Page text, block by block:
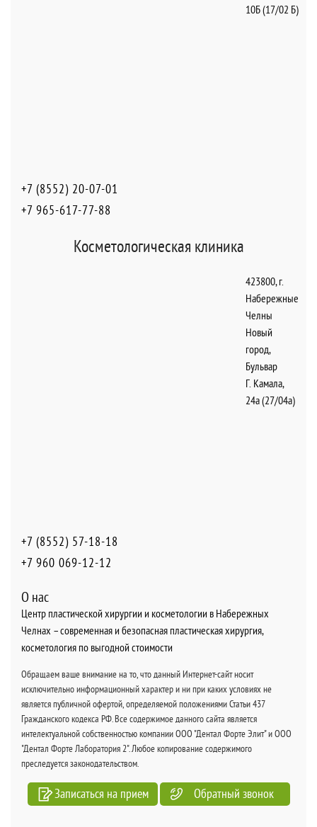
10Б (17/02 Б)
+7 (8552) 20-07-01
+7 965-617-77-88
Косметологическая клиника
423800,г.
Набережные
Челны
Новый
город,
Бульвар
Г. Камала,
24а (27/04а)
+7 (8552) 57-18-18
+7 960 069-12-12
О нас
Центр пластической хирургии и косметологии в Набережных
Челнах – современная и безопасная пластическая хирургия,
косметология по выгодной стоимости
Обращаем ваше внимание на то, что данный Интернет-сайт носит
исключительно информационный характер и ни при каких условиях не
является публичной офертой, определяемой положениями Статьи 437
Гражданского кодекса РФ. Все содержимое данного сайта является
интелектуальной собственностью компании ООО "Дентал Форте Элит" и ООО
"Дентал Форте Лаборатория 2". Любое копирование содержимого
преследуется законодательством.
Записаться на прием Обратный звонок